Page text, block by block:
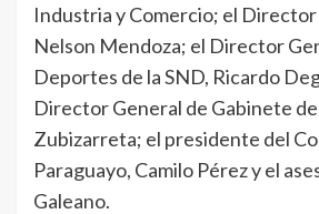
Industria y Comercio; el
Nelson Mendoza; el Director
Deportes de la SND, Ricardo
Director General de Gabinete
Zubizarreta; el presidente del
Paraguayo, Camilo Pérez y el
Galeano.